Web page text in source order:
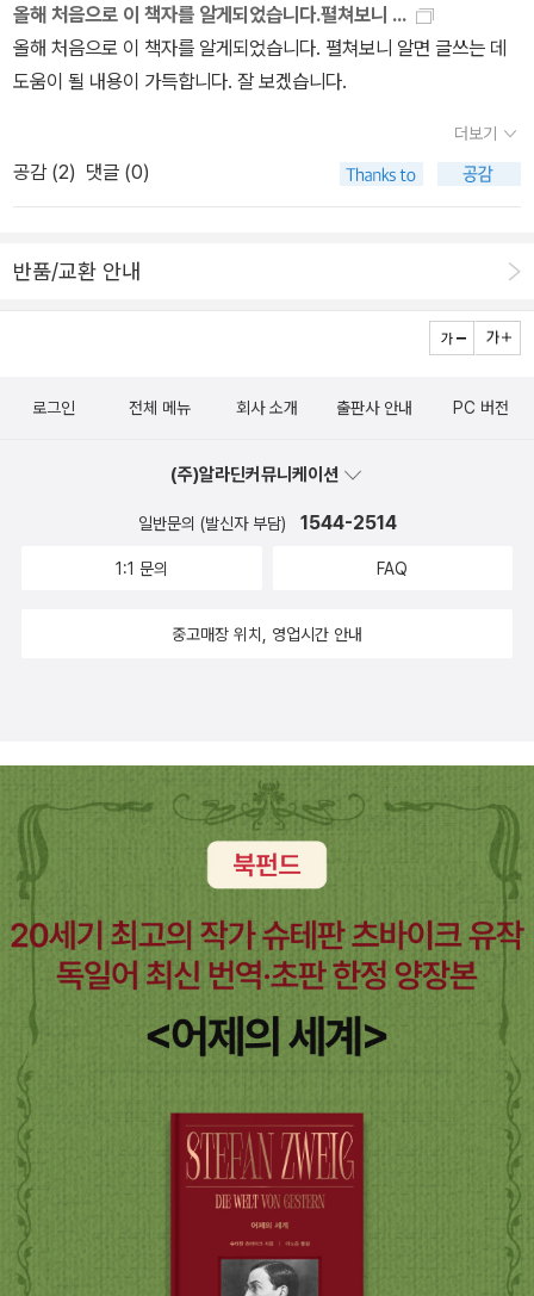
올해 처음으로 이 책자를 알게되었습니다.펼쳐보니 ...
올해 처음으로 이 책자를 알게되었습니다. 펼쳐보니 알면 글쓰는 데
도움이 될 내용이 가득합니다. 잘 보겠습니다.
더보기
공감 (2) 댓글 (0)
반품/교환 안내
로그인 전체 메뉴 회사 소개 출판사 안내 PC 버전
(주)알라딘커뮤니케이션
일반문의 (발신자 부담) 1544-2514
1:1 문의 FAQ
중고매장 위치, 영업시간 안내